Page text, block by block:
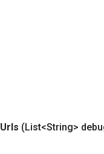
Urls (List<String>